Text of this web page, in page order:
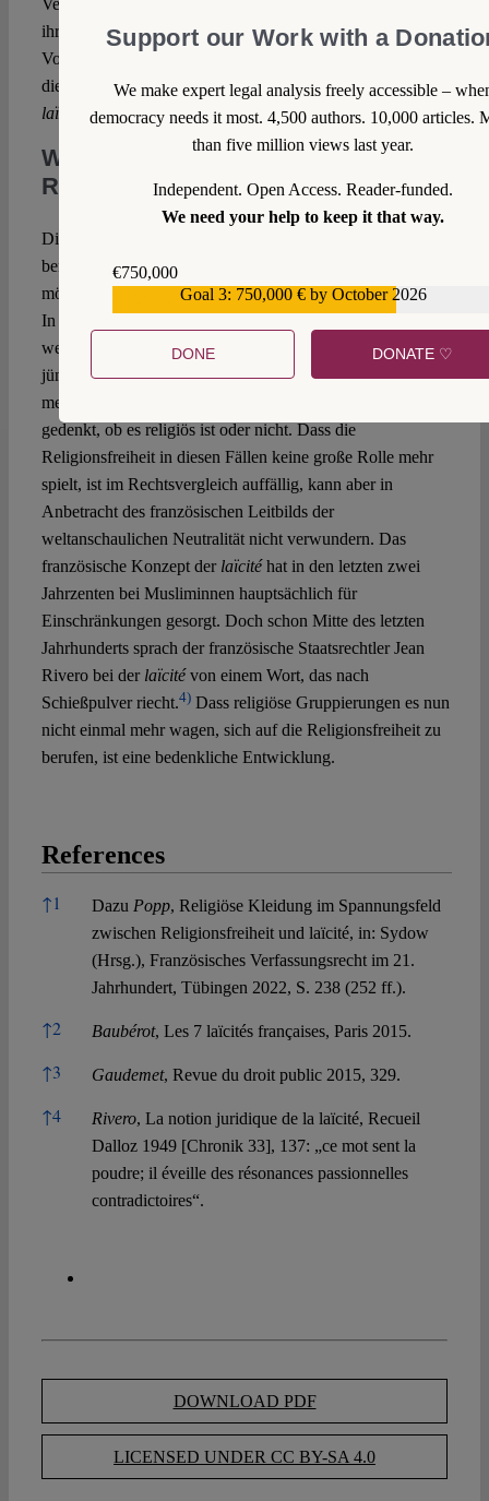
Vergangenheit versucht, das Tragen von Kopftüchern in
ihren Betrieben unter Verweis auf dielaïcitézu verbieten.
Vor diesem Hintergrund darf man in Zweifel ziehen, dass
die an den Schultüren abgewiesenen Musliminnen die
laïcité
tatsächlich als Ausdruck von Freiheit empfanden.
Was bleibt von der
Religionsfreiheit?
Die neue Dienstanweisung bestätigt den in Frankreich
bereits seit Längerem verfolgten Kurs, religiöse Kleidung
möglichst weitgehend aus der Öffentlichkeit zu verbannen.
In den Schulen ist dieses Bestreben gesellschaftlich
weitgehend akzeptiert. Neu und bemerkenswert ist das
jüngste Verbot insofern, als dass ein Ministerium bei einem
mehrdeutigen Kleidungsstück nunmehr selbst einzuteilen
gedenkt, ob es religiös ist oder nicht. Dass die
Religionsfreiheit in diesen Fällen keine große Rolle mehr
spielt, ist im Rechtsvergleich auffällig, kann aber in
Anbetracht des französischen Leitbilds der
weltanschaulichen Neutralität nicht verwundern. Das
französische Konzept der laïcitéhat in den letzten zwei
Jahrzenten bei Musliminnen hauptsächlich für
Einschränkungen gesorgt. Doch schon Mitte des letzten
Jahrhunderts sprach der französische Staatsrechtler Jean
Rivero bei der laïcitévon einem Wort, das nach
Schießpulver riecht.4)Dass religiöse Gruppierungen es nun
nicht einmal mehr wagen, sich auf die Religionsfreiheit zu
berufen, ist eine bedenkliche Entwicklung.
References
References
↑1 Dazu Popp, Religiöse Kleidung im Spannungsfeld
zwischen Religionsfreiheit und laïcité, in: Sydow
(Hrsg.), Französisches Verfassungsrecht im 21.
Jahrhundert, Tübingen 2022, S. 238 (252 ff.).
↑2 Baubérot, Les 7 laïcités françaises, Paris 2015.
↑3 Gaudemet, Revue du droit public 2015, 329.
↑4 Rivero, La notion juridique de la laïcité, Recueil
Dalloz 1949 [Chronik 33], 137: „ce mot sent la
poudre; il éveille des résonances passionnelles
contradictoires“.
DOWNLOAD PDF
LICENSED UNDER CC BY-SA 4.0
Support our Work with a
We make expert legal analysis freely accessible –
democracy needs it most. 4,500 authors. 10,000 articles.
than five million views last year.
Independent. Open Access. Reader-funded.
We need your help to keep it that way.
€750,000
Goal 3: 750,000 € by October 2026
DONE DONATE ♡